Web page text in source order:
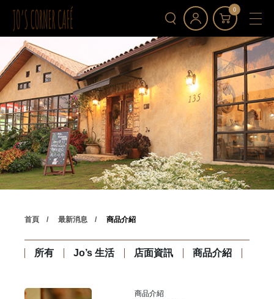
0
首頁 最新消息 商品介紹
所有 Jo’s 生活 店面資訊 商品介紹
商品介紹